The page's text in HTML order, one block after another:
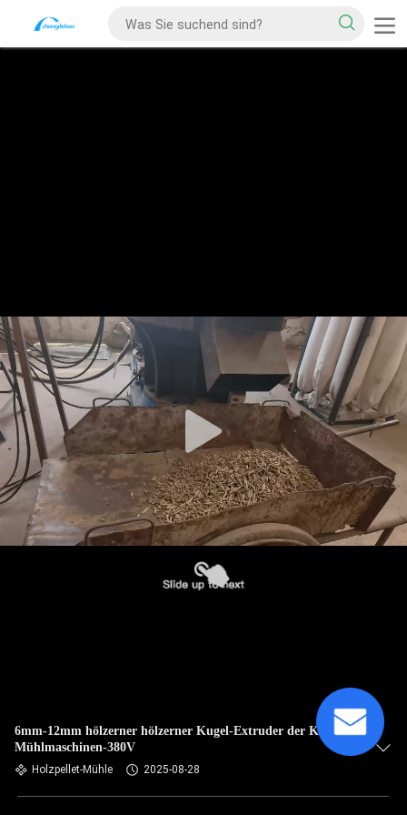
6mm-12mm hölzerner hölzerner Kugel-Extruder der Kugel-
Mühlmaschinen-380V
Holzpellet-Mühle 2025-08-28